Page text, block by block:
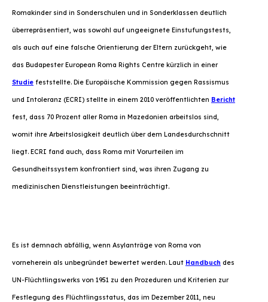
Romakinder sind in Sonderschulen und in Sonderklassen deutlich
überrepräsentiert, was sowohl auf ungeeignete Einstufungstests,
als auch auf eine falsche Orientierung der Eltern zurückgeht, wie
das BudapesterEuropean Roma Rights Centre kürzlich in einer
Studie feststellte. Die Europäische Kommission gegen Rassismus
und Intoleranz (ECRI) stellte in einem 2010 veröffentlichten Bericht
fest, dass 70 Prozent aller Roma in Mazedonien arbeitslos sind,
womit ihre Arbeitslosigkeit deutlich über dem Landesdurchschnitt
liegt. ECRI fand auch, dass Roma mit Vorurteilen im
Gesundheitssystem konfrontiert sind, was ihren Zugang zu
medizinischen Dienstleistungen beeinträchtigt.
Es ist demnach abfällig, wenn Asylanträge von Roma von
vorneherein als unbegründet bewertet werden. Laut Handbuch des
UN-Flüchtlingswerks von 1951 zu den Prozeduren und Kriterien zur
Festlegung des Flüchtlingsstatus, das im Dezember 2011, neu